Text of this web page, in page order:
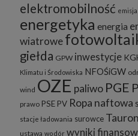
elektromobilność emisja
energetyka energia
wiatrowe
giełda GPW inwestycje
Klimatu i Środowiska NFOŚiGW
wind OZE paliwo PGE
prawo PSE PV Ropa naftowa
stacje ładowania surowce Tauron
ustawa wodór wyniki